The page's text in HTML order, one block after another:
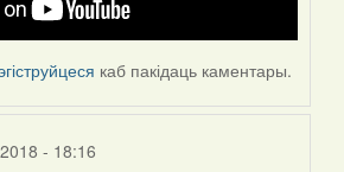
каб пакідаць каментары.
- 18:16